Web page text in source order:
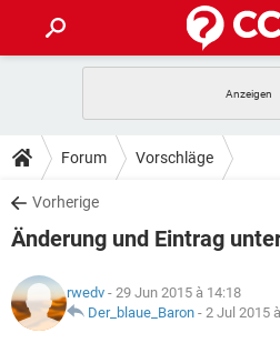
ANDROID
WINDOWS 10
WHATSAPP
FACEBOOK
TIPPS & TRICKS
SPIELE
WHATSAPP
FACEBOOK
DOWNLOADS
SPIELE
ANDROID
WINDOWS 10
SPIELE
ANDROID
LEXIKON
Forum Vorschläge
Vorherige
Änderung und Eintrag
rwedv - 29 Jun 2015 à 14:18
Der_blaue_Baron - 2 Jul 2015